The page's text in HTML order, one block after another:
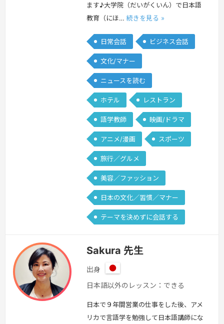
ます♪大学院（だいがくいん）で日本語
教育（にほ… 続きを見る »
日常会話 ビジネス会話
文化/マナー
ニュースを読む
ホテル レストラン
語学教師 映画/ドラマ
アニメ/漫画 スポーツ
旅行／グルメ
美容／ファッション
日本の文化／習慣／マナー
テーマを決めずに会話する
Sakura 先生
出身
日
本
日本語以外のレッスン：できる
日本で９年間営業の仕事をした後、アメ
リカで言語学を勉強して日本語講師にな